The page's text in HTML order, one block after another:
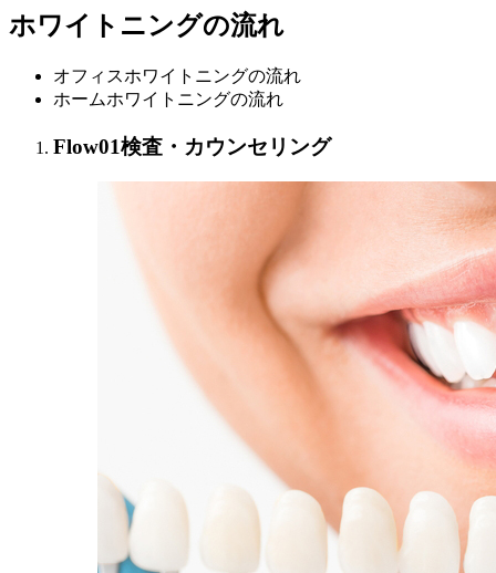
ホワイトニングの流れ
オフィスホワイトニングの流れ
ホームホワイトニングの流れ
Flow01検査・カウンセリング